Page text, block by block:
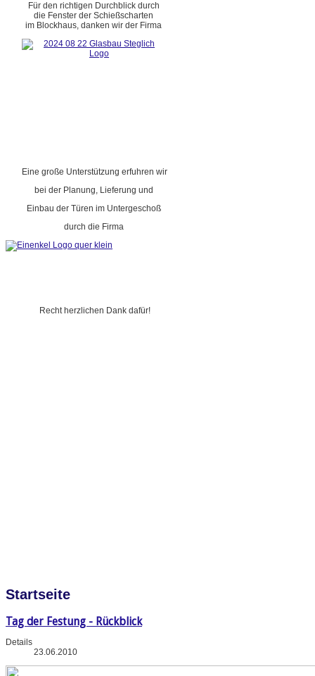
Für den richtigen Durchblick durch
die Fenster der Schießscharten
im Blockhaus, danken wir der Firma
Eine große Unterstützung erfuhren wir
bei der Planung, Lieferung und
Einbau der Türen im Untergeschoß
durch die Firma
Recht herzlichen Dank dafür!
Startseite
Tag der Festung - Rückblick
Details
23.06.2010